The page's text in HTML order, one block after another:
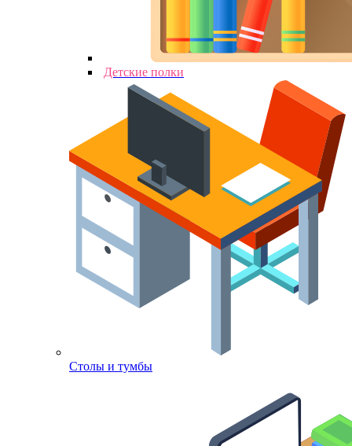
Детские полки
Столы и тумбы